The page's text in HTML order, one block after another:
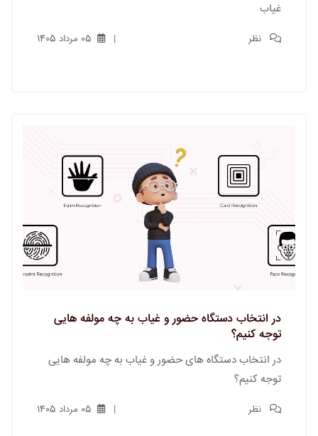
غیاب
نظر 05 مرداد 1405
در انتخاب دستگاه حضور و غیاب به چه مولفه هایی
توجه کنیم؟
در انتخاب دستگاه های حضور و غیاب به چه مولفه هایی
توجه کنیم؟
نظر 05 مرداد 1405